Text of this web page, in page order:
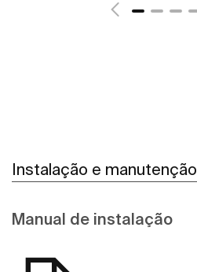
Instalação e manutenção
Manual de instalação